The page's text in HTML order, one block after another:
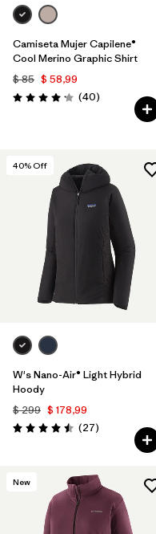
Camiseta Mujer Capilene®
Cool Merino Graphic Shirt
$ 85 $ 58,99
Valoración: 4.2 / 5
(40Comentarios
)
40% Off
W's Nano-Air® Light Hybrid
Hoody
$ 299 $ 178,99
Valoración: 4.5 / 5
(27Comentarios
)
New